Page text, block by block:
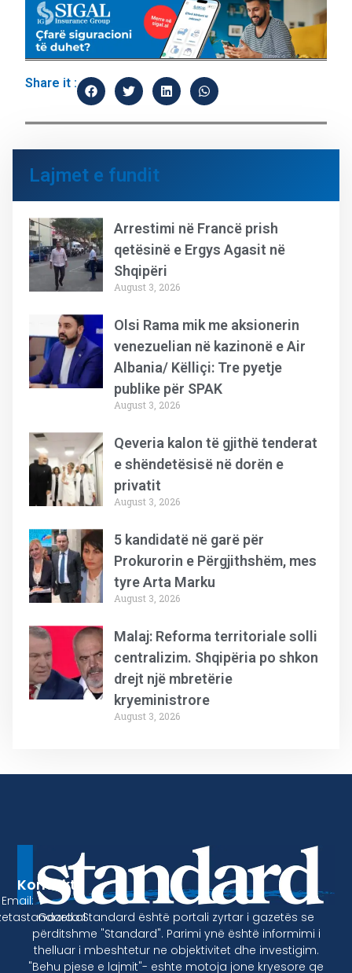
Share it :
Lajmet e fundit
Arrestimi në Francë prish
qetësinë e Ergys Agasit në
Shqipëri
August 3, 2026
Olsi Rama mik me aksionerin
venezuelian në kazinonë e Air
Albania/ Këlliçi: Tre pyetje
publike për SPAK
August 3, 2026
Qeveria kalon të gjithë tenderat
e shëndetësisë në dorën e
privatit
August 3, 2026
5 kandidatë në garë për
Prokurorin e Përgjithshëm, mes
tyre Arta Marku
August 3, 2026
Malaj: Reforma territoriale solli
centralizim. Shqipëria po shkon
drejt një mbretërie
kryeministrore
August 3, 2026
Gazeta Standard është portali zyrtar i gazetës se
përditshme "Standard". Parimi ynë është informimi i
thelluar i mbeshtetur ne objektivitet dhe investigim.
"Behu pjese e lajmit"- eshte motoja jone kryesore qe
Kontakt
Email: